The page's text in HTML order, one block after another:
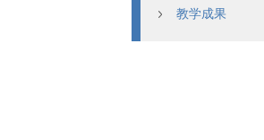
教学成果